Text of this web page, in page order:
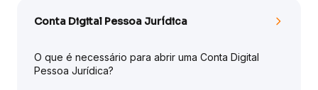
Conta Digital Pessoa Jurídica
O que é necessário para abrir uma Conta Digital
Pessoa Jurídica?